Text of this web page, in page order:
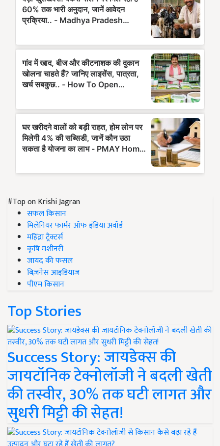
#Top on Krishi Jagran
सफल किसान
मिलेनियर फार्मर ऑफ इंडिया अवॉर्ड
महिंद्रा ट्रैक्टर्स
कृषि मशीनरी
जायद की फसल
बिज़नेस आइडियाज
पीएम किसान
Top Stories
Success Story: जायडेक्स की
जायटॉनिक टेक्नोलॉजी ने बदली खेती
की तस्वीर, 30% तक घटी लागत और
सुधरी मिट्टी की सेहत!